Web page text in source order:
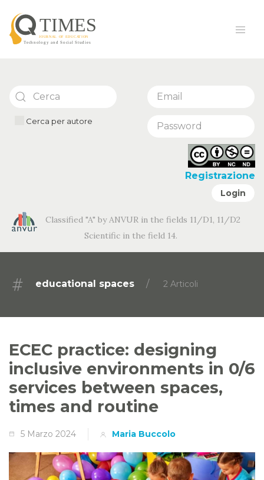
Cerca per autore
Registrazione
Login
Classified "A" by ANVUR in the fields 11/D1, 11/D2
Scientific in the field 14.
educational spaces 2 Articoli
ECEC practice: designing
inclusive environments in 0/6
services between spaces,
times and routine
5 Marzo 2024 Maria Buccolo